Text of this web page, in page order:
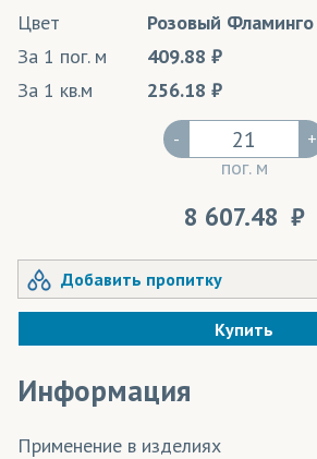
Цвет
Розовый Фламинго
За 1 пог. м
409.88
За 1 кв.м
256.18
-
пог. м
+
8 607.48
Добавить пропитку
Купить
Информация
Применение в изделиях